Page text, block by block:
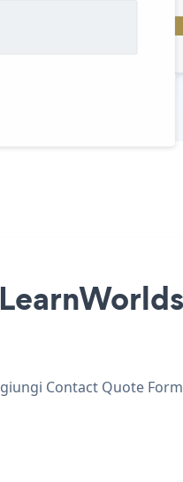
Contact Quote